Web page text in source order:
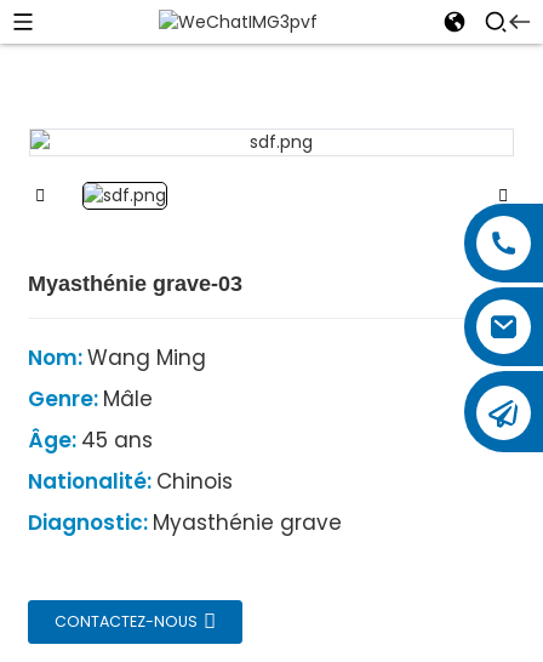
Myasthénie grave-03
Nom:Wang Ming
Genre: Mâle
Âge: 45 ans
Nationalité: Chinois
Diagnostic: Myasthénie grave
CONTACTEZ-NOUS